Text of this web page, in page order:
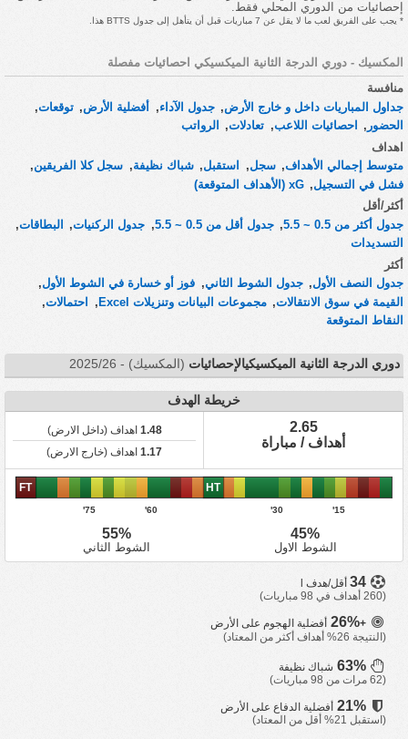
إحصائيات من الدوري المحلي فقط.
* يجب على الفريق لعب ما لا يقل عن 7 مباريات قبل أن يتأهل إلى جدول BTTS هذا.
المكسيك - دوري الدرجة الثانية الميكسيكي احصائيات مفصلة
منافسة
جداول المباريات داخل و خارج الأرض, جدول الآداء, أفضلية الأرض, توقعات,
الحضور , احصائيات اللاعب, تعادلات,
الرواتب
اهداف
متوسط إجمالي الأهداف, سجل, استقبل, شباك نظيفة, سجل كلا الفريقين,
فشل في التسجيل, xG (الأهداف المتوقعة)
أكثر/أقل
جدول أكثر من 0.5 ~ 5.5
, جدول أقل من 0.5 ~ 5.5 , جدول الركنيات, البطاقات,
التسديدات
أكثر
جدول النصف الأول, جدول الشوط الثاني, فوز أو خسارة في الشوط الأول,
القيمة في سوق الانتقالات, مجموعات البيانات وتنزيلات Excel , احتمالات,
النقاط المتوقعة
دوري الدرجة الثانية الميكسيكيالإحصائيات (المكسيك) - 2025/26
خريطة الهدف
2.65
أهداف / مباراة
1.48 اهداف (داخل الارض)
1.17 اهداف (خارج الارض)
15'
30'
HT
60'
75'
FT
45%
الشوط الاول
55%
الشوط الثاني
أقل/هدف l
(260 أهداف في 98 مباريات)
+
26% أفضلية الهجوم على الأرض
(النتيجة 26% أهداف أكثر من المعتاد)
شباك نظيفة
(62 مرات من 98 مباريات)
أفضلية الدفاع على الأرض
(استقبل 21% أقل من المعتاد)